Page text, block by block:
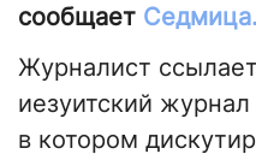
сообщает
Журналист
иезуитский
в котором